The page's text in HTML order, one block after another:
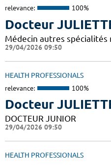
relevance: 100%
Docteur
Médecin autres spécialités
29/04/2026 09:50
HEALTH PROFESSIONALS
relevance: 100%
Docteur
DOCTEUR JUNIOR
29/04/2026 09:50
HEALTH PROFESSIONALS